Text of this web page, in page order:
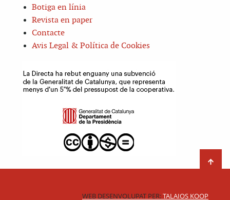
Botiga en línia
Revista en paper
Contacte
Avis Legal & Política de Cookies
WEB DESENVOLUPAT PER:TALAIOS KOOP